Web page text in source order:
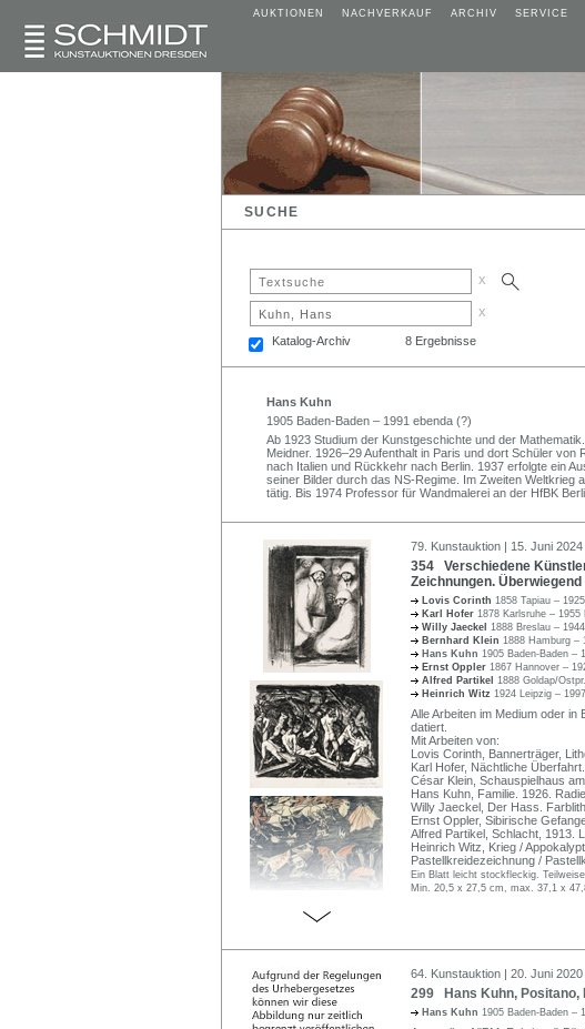
AUKTIONEN NACHVERKAUF ARCHIV SERVICE
SUCHE
x
x
Katalog-Archiv 8 Ergebnisse
Hans Kuhn
1905 Baden-Baden – 1991 ebenda (?)
Ab 1923 Studium der Kunstgeschichte und der
Meidner. 1926–29 Aufenthalt in Paris und dort Schüler
nach Italien und Rückkehr nach Berlin. 1937 erfolgte ein
seiner Bilder durch das NS-Regime. Im Zweiten Weltkrieg
tätig. Bis 1974 Professor für Wandmalerei an der HfBK
79. Kunstauktion | 15. Juni 2024
354 Verschiedene
Zeichnungen. Überwiegend
Lovis Corinth 1858 Tapiau –
Karl Hofer 1878 Karlsruhe – 1955
Willy Jaeckel 1888 Breslau –
Bernhard Klein 1888 Hamburg –
Hans Kuhn 1905 Baden-Baden –
Ernst Oppler 1867 Hannover –
Alfred Partikel 1888 Goldap/
Heinrich Witz 1924 Leipzig –
Alle Arbeiten im Medium oder in
datiert.
Mit Arbeiten von:
Lovis Corinth, Bannerträger,
Karl Hofer, Nächtliche
César Klein, Schauspielhaus
Hans Kuhn, Familie. 1926.
Willy Jaeckel, Der Hass.
Ernst Oppler, Sibirische
Alfred Partikel, Schlacht, 1913.
Heinrich Witz, Krieg /
Pastellkreidezeichnung /
Ein Blatt leicht stockfleckig.
Min. 20,5 x 27,5 cm, max. 37,1 x
64. Kunstauktion | 20. Juni 2020
299 Hans Kuhn, Positano,
Hans Kuhn 1905 Baden-Baden –